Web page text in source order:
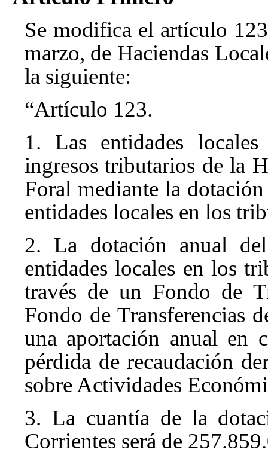
Se modifica el artículo
marzo, de Haciendas
la siguiente:
“Artículo 123.
1. Las entidades
ingresos tributarios de la
Foral mediante la
entidades locales en los
2. La dotación anual
entidades locales en los
través de un Fondo de
Fondo de Transferencias
una aportación anual en
pérdida de recaudación
sobre Actividades
3. La cuantía de la
Corrientes será de